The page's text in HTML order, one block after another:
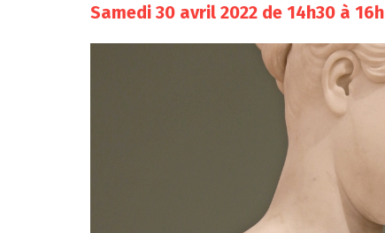
Samedi 30 avril 2022 de 14h30 à 16h